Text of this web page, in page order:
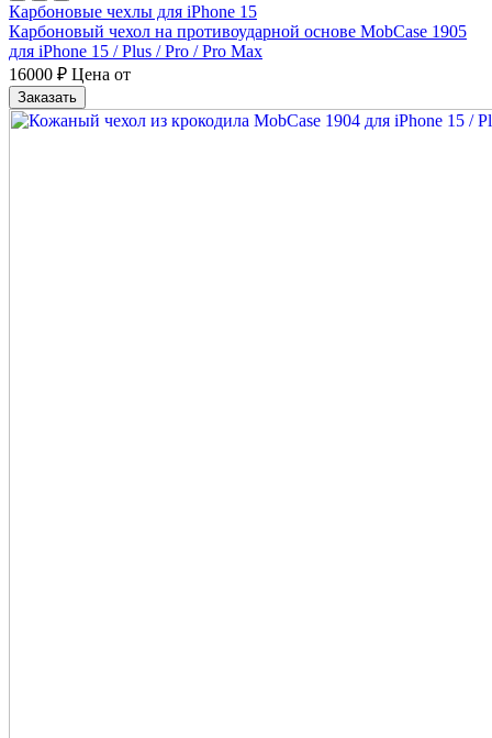
Карбоновые чехлы для iPhone 15
Карбоновый чехол на противоударной основе MobCase 1905
для iPhone 15 / Plus / Pro / Pro Max
16000 ₽ Цена от
Заказать